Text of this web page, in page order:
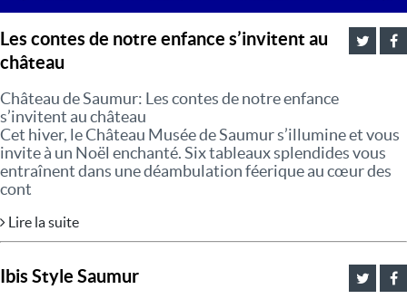
Les contes de notre enfance s’invitent au
château
Château de Saumur: Les contes de notre enfance
s’invitent au château
Cet hiver, le Château Musée de Saumur s’illumine et vous
invite à un Noël enchanté. Six tableaux splendides vous
entraînent dans une déambulation féerique au cœur des
cont
Lire la suite
Ibis Style Saumur